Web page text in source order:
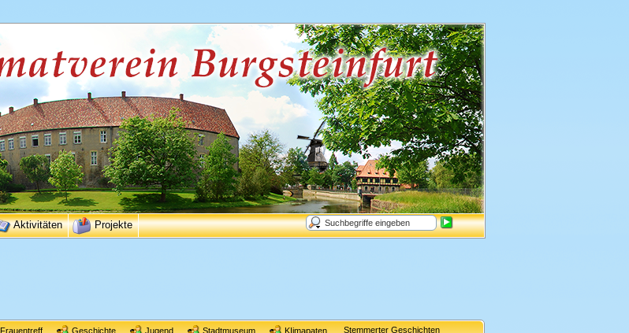
Aktivitäten Projekte
Geschichte Jugend Stadtmuseum KIimapaten Stemmerter Geschichten